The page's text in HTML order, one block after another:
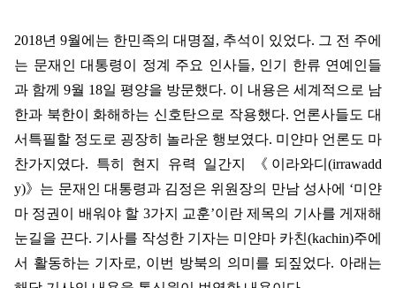
2018년 9월에는 한민족의 대명절, 추석이 있었다. 그 전 주에
는 문재인 대통령이 정계 주요 인사들, 인기 한류 연예인들
과 함께 9월 18일 평양을 방문했다. 이 내용은 세계적으로 남
한과 북한이 화해하는 신호탄으로 작용했다. 언론사들도 대
서특필할 정도로 굉장히 놀라운 행보였다. 미얀마 언론도 마
찬가지였다. 특히 현지 유력 일간지 《 이라와디 (irrawadd
y)》 는 문재인 대통령과 김정은 위원장의 만남 성사에 ‘미얀
마 정권이 배워야 할 3가지 교훈’이란 제목의 기사를 게재해
눈길을 끈다. 기사를 작성한 기자는 미얀마 카친(kachin)주에
서 활동하는 기자로, 이번 방북의 의미를 되짚었다. 아래는